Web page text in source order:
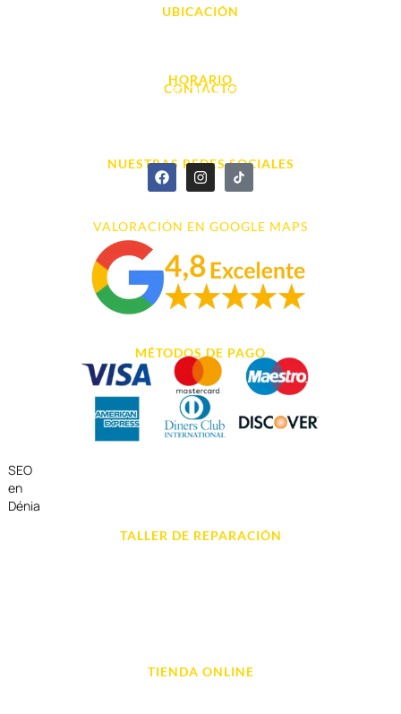
UBICACIÓN
HORARIO
L. - S. 10:00h a 22:00h
CONTACTO
NUESTRAS REDES SOCIALES
VALORACIÓN EN GOOGLE MAPS
MÉTODOS DE PAGO
SEO
en
Dénia
TALLER DE REPARACIÓN
TIENDA ONLINE